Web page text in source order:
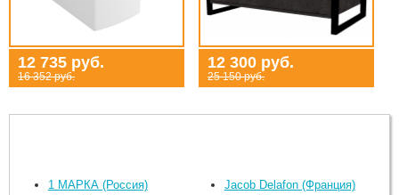
12 735 руб.
16 352 руб.
12 300 руб.
25 150 руб.
1 МАРКА (Россия)
Jacob Delafon (Франция)